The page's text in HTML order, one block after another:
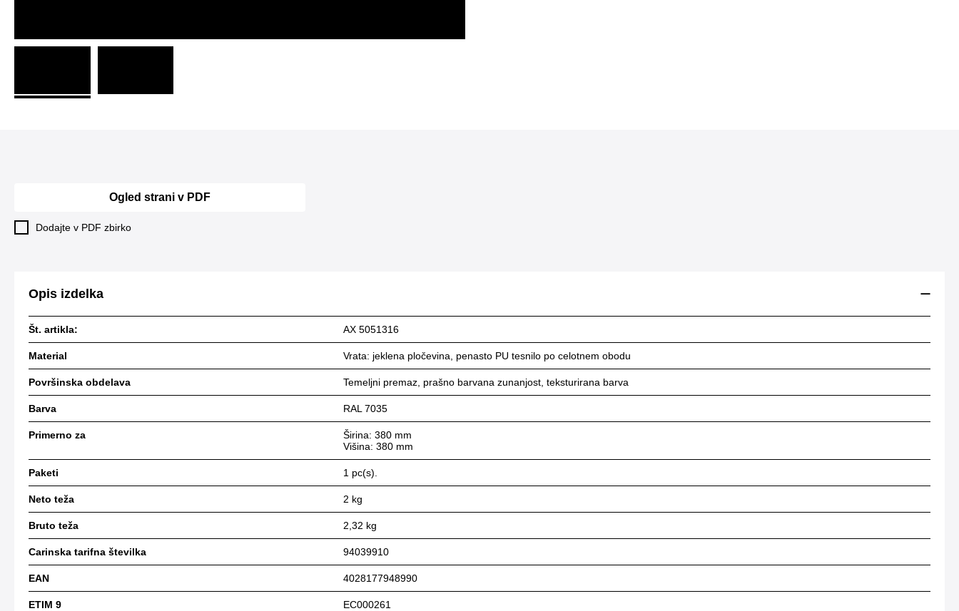
Ogled strani v PDF
Dodajte v PDF zbirko
Opis izdelka
Št. artikla: AX 5051316
Material Vrata: jeklena pločevina, penasto PU tesnilo po celotnem obodu
Površinska obdelava Temeljni premaz, prašno barvana zunanjost, teksturirana barva
Barva RAL 7035
Primerno za
Širina: 380 mm
Višina: 380 mm
Paketi 1 pc(s).
Neto teža 2 kg
Bruto teža 2,32 kg
Carinska tarifna številka 94039910
EAN 4028177948990
ETIM 9 EC000261